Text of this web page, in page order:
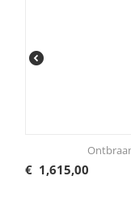
€ 1,615,00